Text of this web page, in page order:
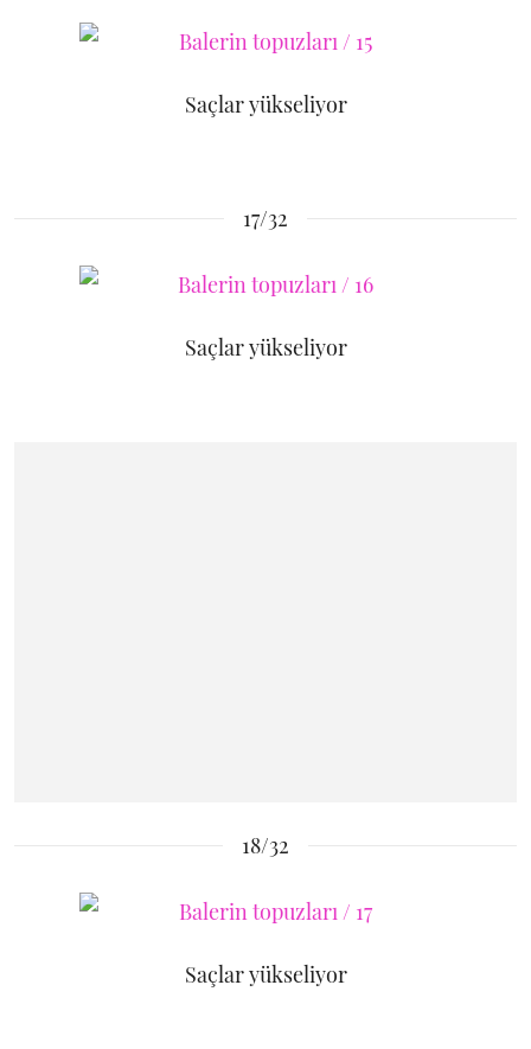
Saçlar yükseliyor
17/32
Saçlar yükseliyor
18/32
Saçlar yükseliyor